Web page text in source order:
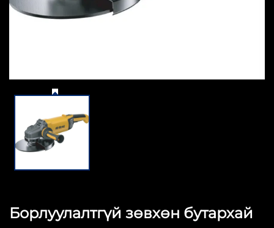
Борлуулалтгүй зөвхөн бутархай